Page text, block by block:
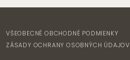
VŠEOBECNÉ OBCHODNÉ PODMIENKY
ZÁSADY OCHRANY OSOBNÝCH ÚDAJOV